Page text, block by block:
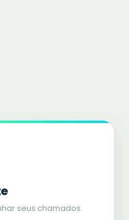
seus chamados.